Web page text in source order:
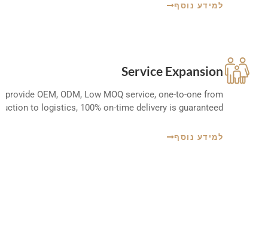
למידע נוסף
Service Expansion
provide OEM, ODM, Low MOQ service, one-to-one from
to logistics, 100% on-time delivery is guaranteed
למידע נוסף